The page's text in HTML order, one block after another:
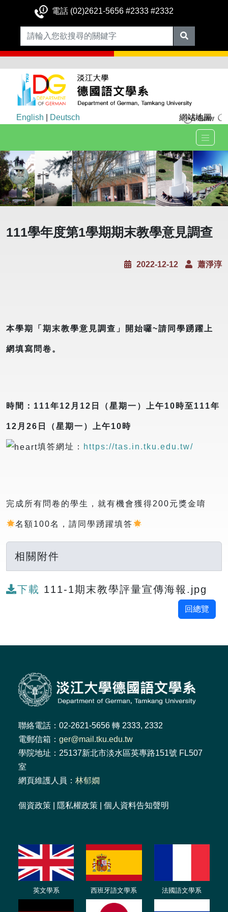
電話 (02)2621-5656 #2333 #2332
English Deutsch 網站地圖
111學年度第1學期期末教學意見調查
2022-12-12 蕭淨淳
本學期「期末教學意見調查」開始囉~請同學踴躍上
網填寫問卷。
時間：111年12 月 12 日（星期一）上午10 時至111年
12 月 26 日（星期一）上午10 時
填答網址： https://tas.in.tku.edu.tw/
完成所有問卷的學生，就有機會獲得200元獎金唷
名額100名，請同學踴躍填答
相關附件
下載 111-1期末教學評量宣傳海報.jpg
回總覽
聯絡電話：02-2621-5656 轉 2333, 2332
電郵信箱： ger@mail.tku.edu.tw
學院地址：25137新北市淡水區英專路151號 FL507
室
網頁維護人員： 林郁嫺
個資政策 隱私權政策 個人資料告知聲明
英文學系 西班牙語文學系 法國語文學系